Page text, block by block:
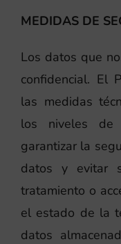
MEDIDAS DE
Los datos que
confidencial. El
las medidas
los niveles de
garantizar la
datos y evitar
tratamiento o
el estado de la
datos